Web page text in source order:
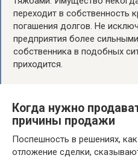
переходит в собственность
погашения долгов. Не
предприятия более
собственника в подобных
приходится.
Когда нужно
причины продажи
Поспешность в решениях,
отложение сделки,